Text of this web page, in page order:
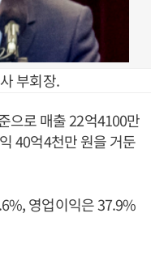
부회장.
으로 매출 22억4100만
40억4천만 원을 거둔
영업이익은 37.9%